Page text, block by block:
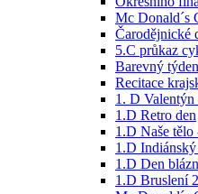
Mc Donald´s
Čarodějnické
5.C průkaz
Barevný týden
Recitace
1. D
1.D Retro den
1.D Naše
1.D Indiánský
1.D Den
1.D Bruslení